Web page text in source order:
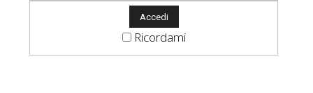
Ricordami